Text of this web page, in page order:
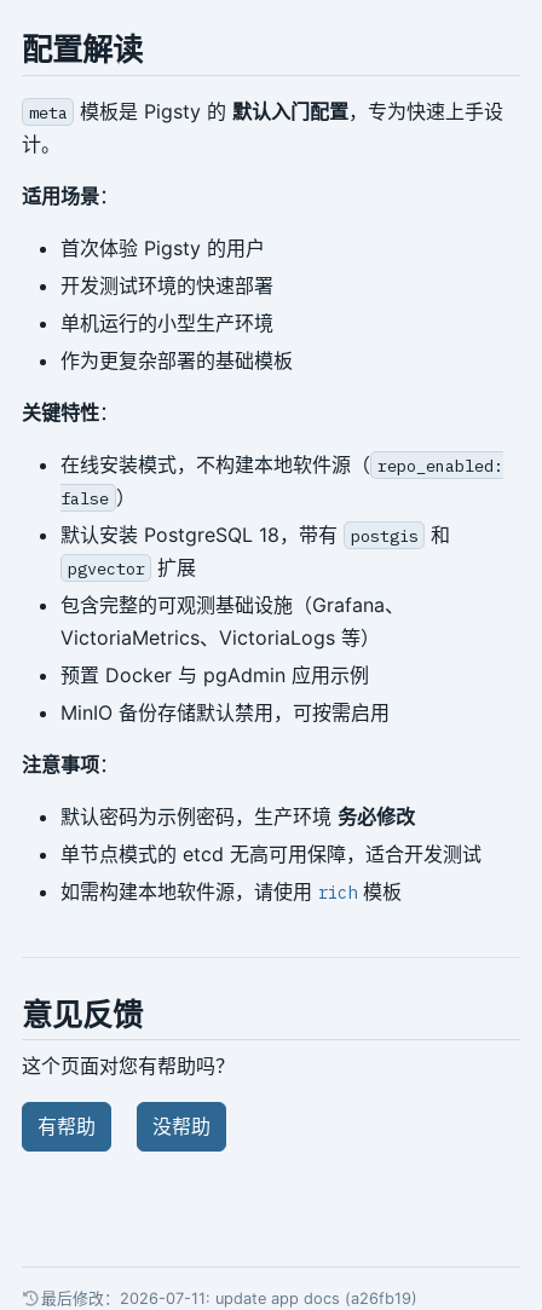
配置解读
meta 模板是 Pigsty 的 默认入门配置，专为快速上手设
计。
适用场景：
首次体验 Pigsty 的用户
开发测试环境的快速部署
单机运行的小型生产环境
作为更复杂部署的基础模板
关键特性：
在线安装模式，不构建本地软件源（ repo_enabled:
false ）
默认安装 PostgreSQL 18，带有
postgis 和
pgvector 扩展
包含完整的可观测基础设施（Grafana、
VictoriaMetrics、VictoriaLogs 等）
预置 Docker 与 pgAdmin 应用示例
MinIO 备份存储默认禁用，可按需启用
注意事项：
默认密码为示例密码，生产环境 务必修改
单节点模式的 etcd 无高可用保障，适合开发测试
如需构建本地软件源，请使用 rich模板
意见反馈
这个页面对您有帮助吗？
有帮助 没帮助
最后修改：2026-07-11: update app docs (a26fb19)